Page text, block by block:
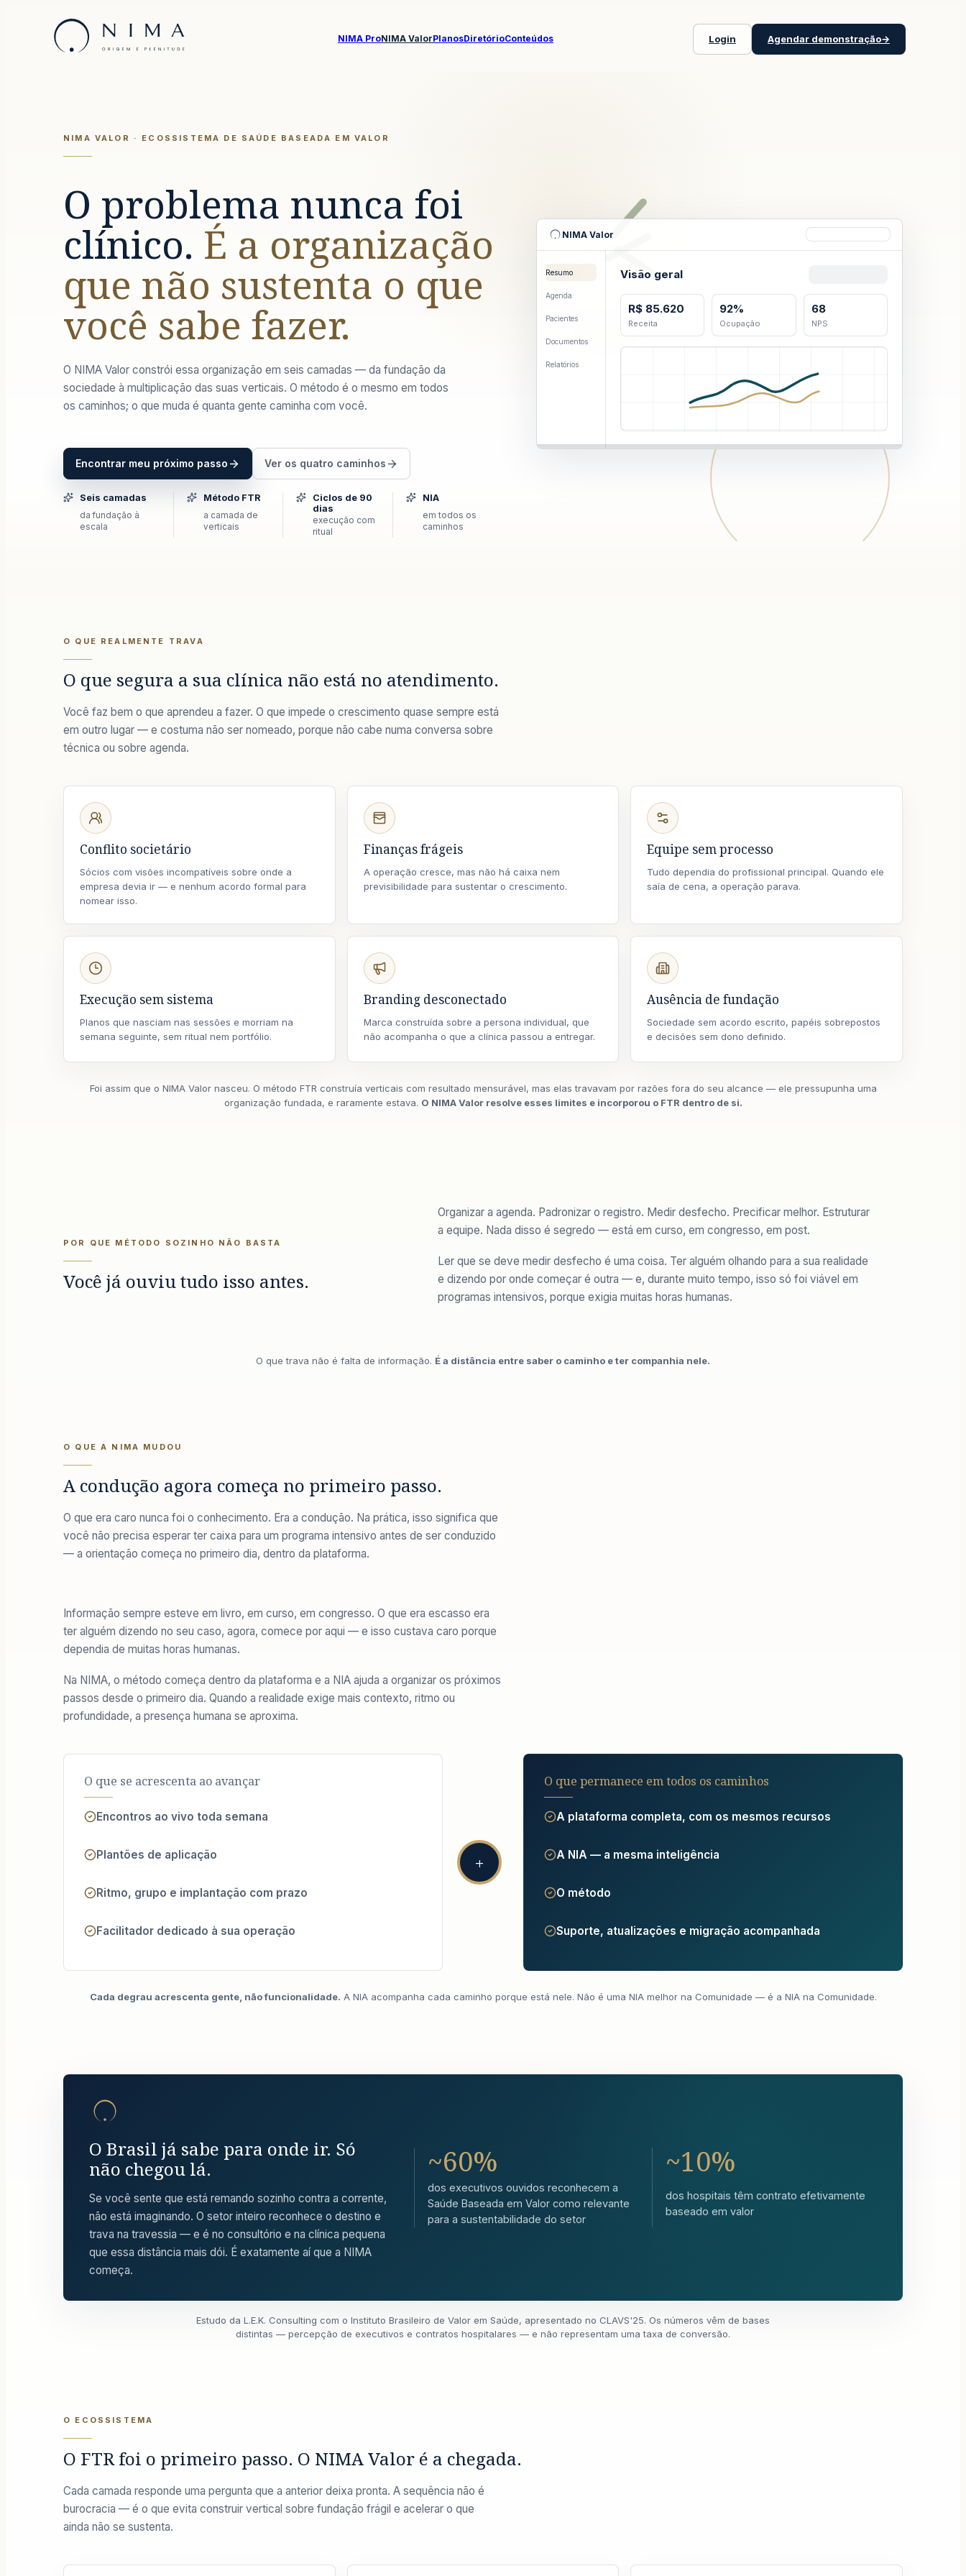
NIMA Saúde baseada em valor NIMA ProNIMA ValorPlanosDiretórioConteúdos Login Agendar demonstração→
NIMA VALOR · ECOSSISTEMA DE SAÚDE BASEADA EM VALOR
O problema nunca foi
clínico. É a organização
que não sustenta o que
você sabe fazer.
O NIMA Valor constrói essa organização em seis camadas — da fundação da
sociedade à multiplicação das suas verticais. O método é o mesmo em todos
os caminhos; o que muda é quanta gente caminha com você.
Encontrar meu próximo passo Ver os quatro caminhos
Seis camadas
da fundação à
escala
Método FTR
a camada de
verticais
Ciclos de 90
dias
execução com
ritual
NIA
em todos os
caminhos
NIMA Valor
Resumo
Agenda
Pacientes
Documentos
Relatórios
Visão geral
R$ 85.620
Receita
92%
Ocupação
68
NPS
O QUE REALMENTE TRAVA
O que segura a sua clínica não está no atendimento.
Você faz bem o que aprendeu a fazer. O que impede o crescimento quase sempre está
em outro lugar — e costuma não ser nomeado, porque não cabe numa conversa sobre
técnica ou sobre agenda.
Conflito societário
Sócios com visões incompatíveis sobre onde a
empresa devia ir — e nenhum acordo formal para
nomear isso.
Finanças frágeis
A operação cresce, mas não há caixa nem
previsibilidade para sustentar o crescimento.
Equipe sem processo
Tudo dependia do profissional principal. Quando ele
saía de cena, a operação parava.
Execução sem sistema
Planos que nasciam nas sessões e morriam na
semana seguinte, sem ritual nem portfólio.
Branding desconectado
Marca construída sobre a persona individual, que
não acompanha o que a clínica passou a entregar.
Ausência de fundação
Sociedade sem acordo escrito, papéis sobrepostos
e decisões sem dono definido.
Foi assim que o NIMA Valor nasceu. O método FTR construía verticais com resultado mensurável, mas elas travavam por razões fora do seu alcance — ele pressupunha uma
organização fundada, e raramente estava. O NIMA Valor resolve esses limites e incorporou o FTR dentro de si.
POR QUE MÉTODO SOZINHO NÃO BASTA
Você já ouviu tudo isso antes.
Organizar a agenda. Padronizar o registro. Medir desfecho. Precificar melhor. Estruturar
a equipe. Nada disso é segredo — está em curso, em congresso, em post.
Ler que se deve medir desfecho é uma coisa. Ter alguém olhando para a sua realidade
e dizendo por onde começar é outra — e, durante muito tempo, isso só foi viável em
programas intensivos, porque exigia muitas horas humanas.
O que trava não é falta de informação. É a distância entre saber o caminho e ter companhia nele.
O QUE A NIMA MUDOU
A condução agora começa no primeiro passo.
O que era caro nunca foi o conhecimento. Era a condução. Na prática, isso significa que
você não precisa esperar ter caixa para um programa intensivo antes de ser conduzido
— a orientação começa no primeiro dia, dentro da plataforma.
Informação sempre esteve em livro, em curso, em congresso. O que era escasso era
ter alguém dizendo no seu caso, agora, comece por aqui — e isso custava caro porque
dependia de muitas horas humanas.
Na NIMA, o método começa dentro da plataforma e a NIA ajuda a organizar os próximos
passos desde o primeiro dia. Quando a realidade exige mais contexto, ritmo ou
profundidade, a presença humana se aproxima.
O que se acrescenta ao avançar
Encontros ao vivo toda semana
Plantões de aplicação
Ritmo, grupo e implantação com prazo
Facilitador dedicado à sua operação
+
O que permanece em todos os caminhos
A plataforma completa, com os mesmos recursos
A NIA — a mesma inteligência
O método
Suporte, atualizações e migração acompanhada
Cada degrau acrescenta gente, não funcionalidade. A NIA acompanha cada caminho porque está nele. Não é uma NIA melhor na Comunidade — é a NIA na Comunidade.
O Brasil já sabe para onde ir. Só
não chegou lá.
Se você sente que está remando sozinho contra a corrente,
não está imaginando. O setor inteiro reconhece o destino e
trava na travessia — e é no consultório e na clínica pequena
que essa distância mais dói. É exatamente aí que a NIMA
começa.
~60%
dos executivos ouvidos reconhecem a
Saúde Baseada em Valor como relevante
para a sustentabilidade do setor
~10%
dos hospitais têm contrato efetivamente
baseado em valor
Estudo da L.E.K. Consulting com o Instituto Brasileiro de Valor em Saúde, apresentado no CLAVS'25. Os números vêm de bases
distintas — percepção de executivos e contratos hospitalares — e não representam uma taxa de conversão.
O ECOSSISTEMA
O FTR foi o primeiro passo. O NIMA Valor é a chegada.
Cada camada responde uma pergunta que a anterior deixa pronta. A sequência não é
burocracia — é o que evita construir vertical sobre fundação frágil e acelerar o que
ainda não se sustenta.